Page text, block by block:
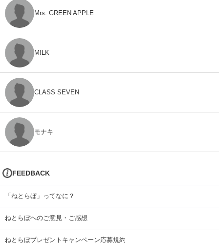
Mrs. GREEN APPLE
M!LK
CLASS SEVEN
モナキ
FEEDBACK
「ねとらぼ」ってなに？
ねとらぼへのご意見・ご感想
ねとらぼプレゼントキャンペーン応募規約